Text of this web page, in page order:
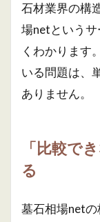
石材業界の構
場netというサ
くわかります
いる問題は、
ありません。
「比較で
る
墓石相場net